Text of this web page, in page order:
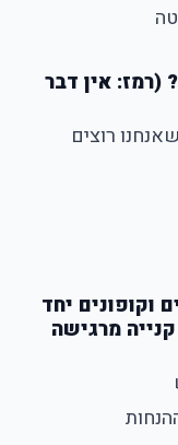
(רמז: אין דבר
רוצים
יחד
מרגישה